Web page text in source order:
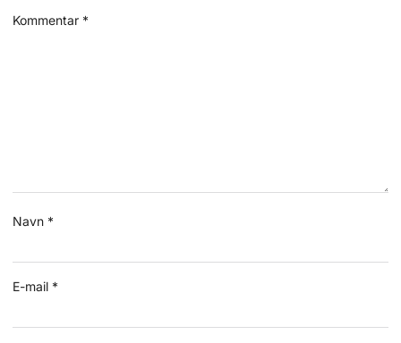
Kommentar *
Navn *
E-mail *